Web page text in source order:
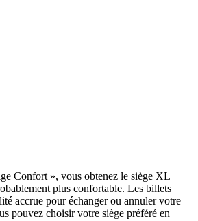
Confort », vous obtenez le siège XL
plus confortable. Les billets
accrue pour échanger ou annuler votre
pouvez choisir votre siège préféré en